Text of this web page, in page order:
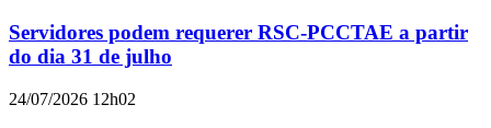
Servidores podem requerer RSC-PCCTAE a partir
do dia 31 de julho
24/07/2026 12h02